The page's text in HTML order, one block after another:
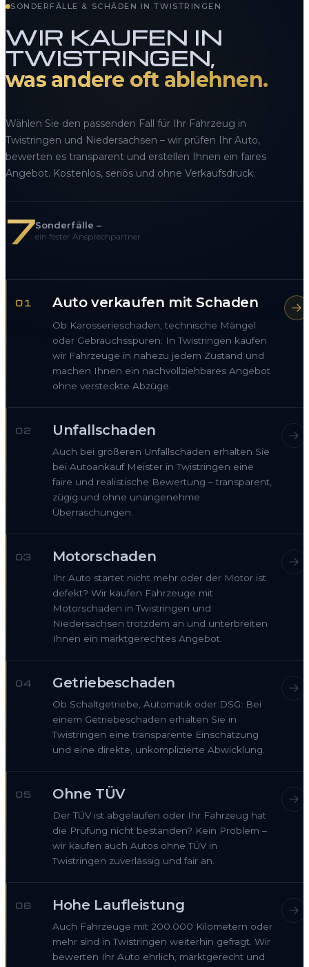
SONDERFÄLLE & SCHÄDEN IN TWISTRINGEN
WIR KAUFEN IN
TWISTRINGEN,
was andere oft ablehnen.
Wählen Sie den passenden Fall für Ihr Fahrzeug in
Twistringen und Niedersachsen – wir prüfen Ihr Auto,
bewerten es transparent und erstellen Ihnen ein faires
Angebot. Kostenlos, seriös und ohne Verkaufsdruck.
7Sonderfälle –
ein fester Ansprechpartner
01 Auto verkaufen mit Schaden
Ob Karosserieschaden, technische Mängel
oder Gebrauchsspuren: In Twistringen kaufen
wir Fahrzeuge in nahezu jedem Zustand und
machen Ihnen ein nachvollziehbares Angebot
ohne versteckte Abzüge.
02 Unfallschaden
Auch bei größeren Unfallschäden erhalten Sie
bei Autoankauf Meister in Twistringen eine
faire und realistische Bewertung – transparent,
zügig und ohne unangenehme
Überraschungen.
03 Motorschaden
Ihr Auto startet nicht mehr oder der Motor ist
defekt? Wir kaufen Fahrzeuge mit
Motorschaden in Twistringen und
Niedersachsen trotzdem an und unterbreiten
Ihnen ein marktgerechtes Angebot.
04 Getriebeschaden
Ob Schaltgetriebe, Automatik oder DSG: Bei
einem Getriebeschaden erhalten Sie in
Twistringen eine transparente Einschätzung
und eine direkte, unkomplizierte Abwicklung.
05 Ohne TÜV
Der TÜV ist abgelaufen oder Ihr Fahrzeug hat
die Prüfung nicht bestanden? Kein Problem –
wir kaufen auch Autos ohne TÜV in
Twistringen zuverlässig und fair an.
06 Hohe Laufleistung
Auch Fahrzeuge mit 200.000 Kilometern oder
mehr sind in Twistringen weiterhin gefragt. Wir
bewerten Ihr Auto ehrlich, marktgerecht und